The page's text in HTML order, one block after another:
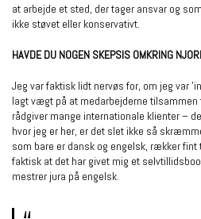
at arbejde et sted, der tager ansvar og
ikke støvet eller konservativt.
HAVDE DU NOGEN SKEPSIS OMKRING
Jeg var faktisk lidt nervøs for, om jeg var
lagt vægt på at medarbejderne tilsammen
rådgiver mange internationale klienter –
hvor jeg er her, er det slet ikke så
som bare er dansk og engelsk, rækker
faktisk at det har givet mig et
mestrer jura på engelsk.